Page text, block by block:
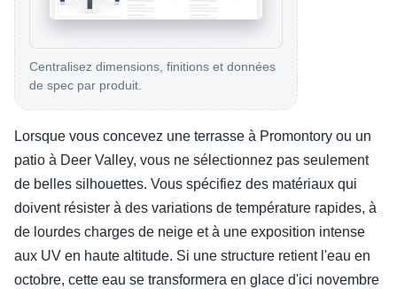
Centralisez dimensions, finitions et données
de spec par produit.
Lorsque vous concevez une terrasse à Promontory ou un
patio à Deer Valley, vous ne sélectionnez pas seulement
de belles silhouettes. Vous spécifiez des matériaux qui
doivent résister à des variations de température rapides, à
de lourdes charges de neige et à une exposition intense
aux UV en haute altitude. Si une structure retient l'eau en
octobre, cette eau se transformera en glace d'ici novembre